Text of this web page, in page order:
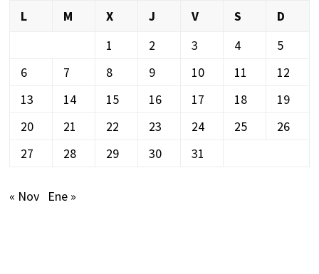
L
M X J V S
D
1
2 3 4
5
6
7 8 9 10 11
12
13
14 15 16 17 18
19
20
21 22 23 24 25
26
27
28 29 30 31
« Nov Ene »